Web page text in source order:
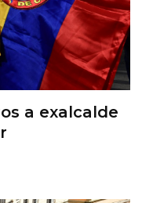
a exalcalde